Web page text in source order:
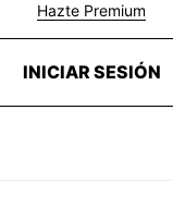
Hazte Premium
INICIAR SESIÓN